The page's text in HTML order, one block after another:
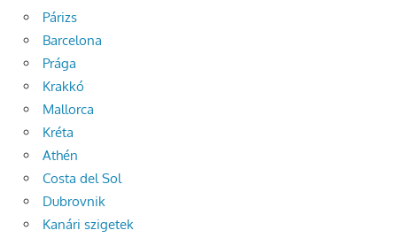
Párizs
Barcelona
Prága
Krakkó
Mallorca
Kréta
Athén
Costa del Sol
Dubrovnik
Kanári szigetek